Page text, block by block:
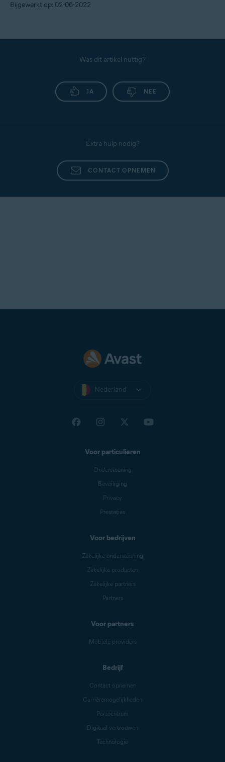
Bijgewerkt op: 02-06-2022
Was dit artikel nuttig?
JA NEE
Extra hulp nodig?
CONTACT OPNEMEN
Nederland
Voor particulieren
Ondersteuning
Beveiliging
Privacy
Prestaties
Voor bedrijven
Zakelijke ondersteuning
Zakelijke producten
Zakelijke partners
Partners
Voor partners
Mobiele providers
Bedrijf
Contact opnemen
Carrièremogelijkheden
Perscentrum
Digitaal vertrouwen
Technologie